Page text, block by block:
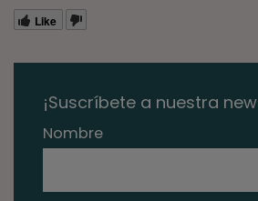
Like
¡Suscríbete a nuestra
Nombre